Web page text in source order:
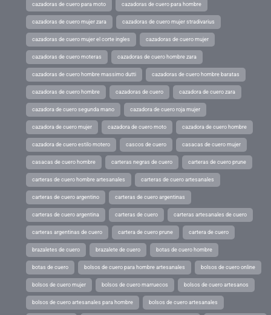
cazadoras de cuero para moto cazadoras de cuero para hombre
cazadoras de cuero mujer zara cazadoras de cuero mujer stradivarius
cazadoras de cuero mujer el corte ingles cazadoras de cuero mujer
cazadoras de cuero moteras cazadoras de cuero hombre zara
cazadoras de cuero hombre massimo dutti cazadoras de cuero hombre baratas
cazadoras de cuero hombre cazadoras de cuero cazadora de cuero zara
cazadora de cuero segunda mano cazadora de cuero roja mujer
cazadora de cuero mujer cazadora de cuero moto cazadora de cuero hombre
cazadora de cuero estilo motero cascos de cuero casacas de cuero mujer
casacas de cuero hombre carteras negras de cuero carteras de cuero prune
carteras de cuero hombre artesanales carteras de cuero artesanales
carteras de cuero argentino carteras de cuero argentinas
carteras de cuero argentina carteras de cuero carteras artesanales de cuero
carteras argentinas de cuero cartera de cuero prune cartera de cuero
brazaletes de cuero brazalete de cuero botas de cuero hombre
botas de cuero bolsos de cuero para hombre artesanales bolsos de cuero online
bolsos de cuero mujer bolsos de cuero marruecos bolsos de cuero artesanos
bolsos de cuero artesanales para hombre bolsos de cuero artesanales